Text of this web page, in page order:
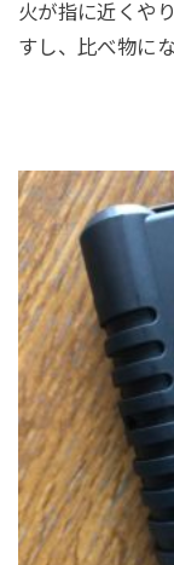
火が指に近くや
すし、比べ物に